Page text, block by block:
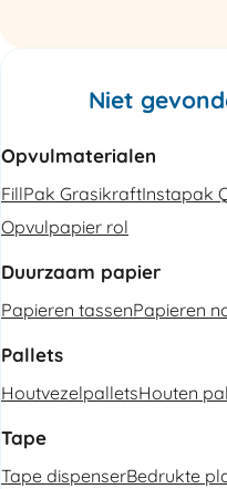
Niet
Opvulmaterialen
FillPak GrasikraftInstapak
Opvulpapier rol
Duurzaam papier
Papieren tassenPapieren
Pallets
HoutvezelpalletsHouten
Tape
Tape dispenserBedrukte